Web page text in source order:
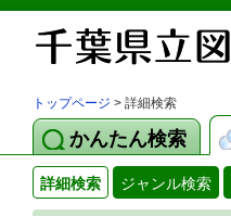
トップページ > 詳細検索
かんたん検索
詳細検索 ジャンル検索